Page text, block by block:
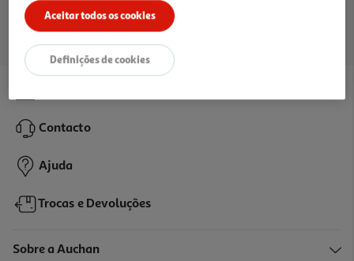
Contacto
Ajuda
Trocas e Devoluções
Sobre a Auchan
Aceitar todos os cookies
Definições de cookies